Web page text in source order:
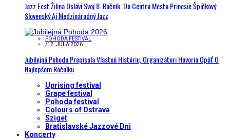
Jazz Fest Žilina Oslávi Svoj 8. Ročník. Do Centra Mesta Prinesie Špičkový
Slovenský Aj Medzinárodný Jazz
POHODA FESTIVAL
/12. JÚLA 2026
Jubilejná Pohoda Prepísala Vlastnú Históriu, Organizátori Hovoria Opäť O
Najlepšom Ročníku
Uprising festival
Grape festival
Pohoda festival
Colours of Ostrava
Sziget
Bratislavské Jazzové Dni
Koncerty